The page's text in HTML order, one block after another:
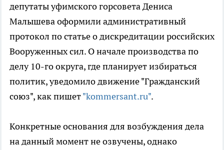
депутаты уфимского горсовета Дениса
Малышева оформили административный
протокол по статье о дискредитации российских
Вооруженных сил. О начале производства по
делу 10-го округа, где планирует избираться
политик, уведомило движение "Гражданский
союз", как пишет"kommersant.ru".
Конкретные основания для возбуждения дела
на данный момент не озвучены, однако